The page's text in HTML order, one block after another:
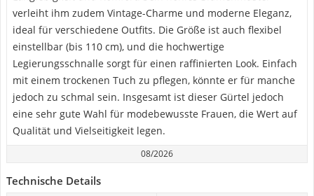
verleiht ihm zudem Vintage-Charme und moderne Eleganz,
ideal für verschiedene Outfits. Die Größe ist auch flexibel
einstellbar (bis 110 cm), und die hochwertige
Legierungsschnalle sorgt für einen raffinierten Look. Einfach
mit einem trockenen Tuch zu pflegen, könnte er für manche
jedoch zu schmal sein. Insgesamt ist dieser Gürtel jedoch
eine sehr gute Wahl für modebewusste Frauen, die Wert auf
Qualität und Vielseitigkeit legen.
08/2026
Technische Details